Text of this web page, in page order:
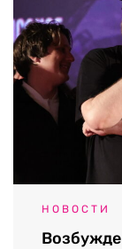
НОВОСТИ